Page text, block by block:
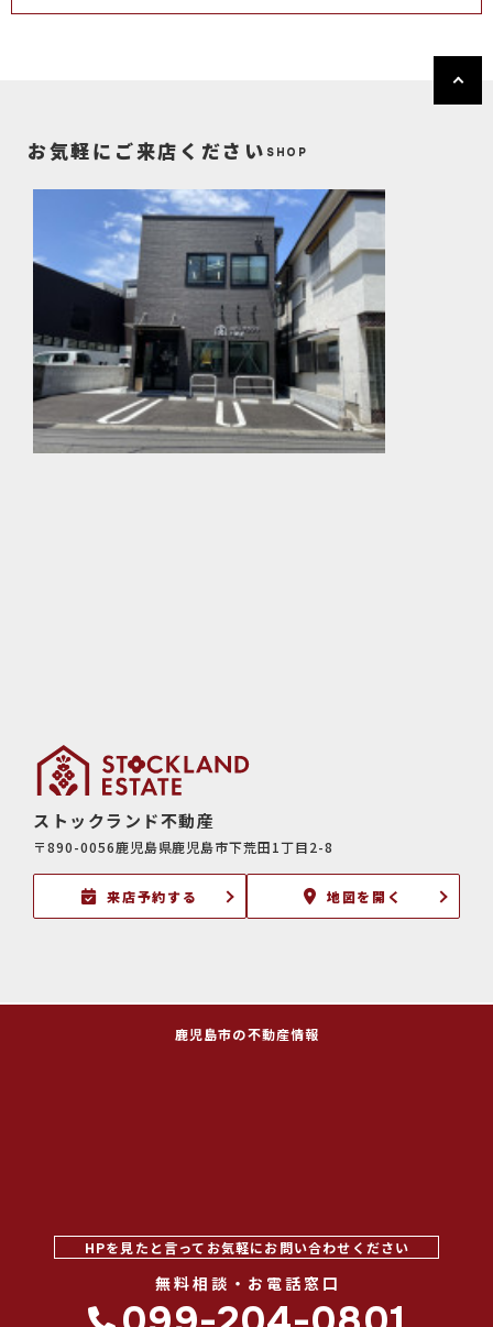
お気軽にご来店ください SHOP
ストックランド不動産
〒890-0056鹿児島県鹿児島市下荒田1丁目2-8
来店予約する 地図を開く
鹿児島市の不動産情報
HPを見たと言ってお気軽にお問い合わせください
無料相談・お電話窓口